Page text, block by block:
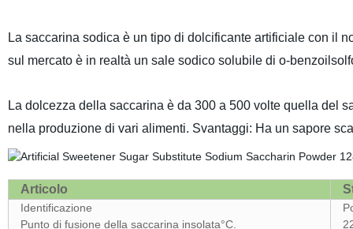
La saccarina sodica è un tipo di dolcificante artificiale con il
sul mercato è in realtà un sale sodico solubile di o-
La dolcezza della saccarina è da 300 a 500 volte quella del
nella produzione di vari alimenti. Svantaggi: Ha un sapore
Articolo
Identificazione
Punto di fusione della saccarina insolata°C.